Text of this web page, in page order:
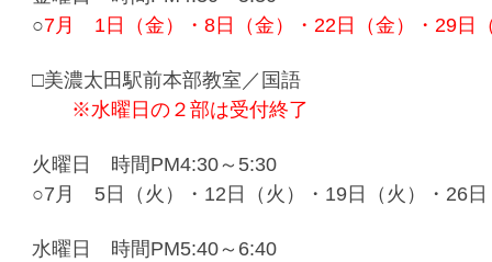
○7月 1日（金）・8日（金）・22日（金）・29日
□美濃太田駅前本部教室／国語
※水曜日の２部は受付終了
火曜日 時間PM4:30～5:30
○7月 5日（火）・12日（火）・19日（火）・26日
水曜日 時間PM5:40～6:40